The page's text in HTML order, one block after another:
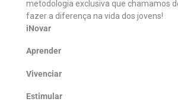
metodologia exclusiva que chamamos
fazer a diferença na vida dos jovens!
iNovar
Aprender
Vivenciar
Estimular